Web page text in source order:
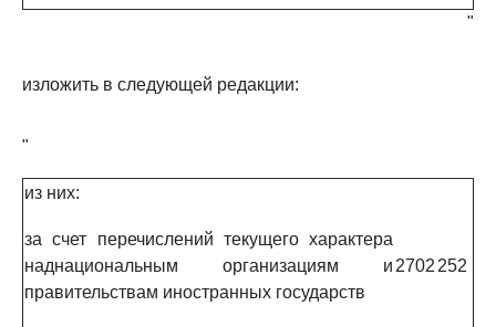
"
изложить в следующей редакции:
"
из них:
за счет перечислений текущего характера
наднациональным организациям и
правительствам иностранных государств
2702 252